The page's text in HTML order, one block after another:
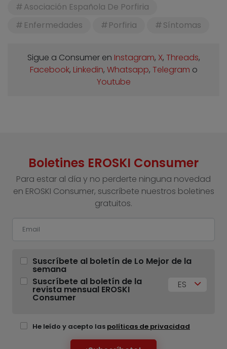
Asociación Española De Porfiria
Enfermedades
Porfiria Síntomas
Sigue a Consumer en Instagram, X, Threads,
Facebook, Linkedin, Whatsapp, Telegram o
Youtube
Boletines EROSKI Consumer
Para estar al día y no perderte ninguna novedad
en EROSKI Consumer, suscríbete nuestros boletines
gratuitos.
Suscríbete al boletín de Lo Mejor de la
semana
Suscríbete al boletín de la
revista mensual EROSKI
Consumer
ES
He leído y acepto las políticas de privacidad